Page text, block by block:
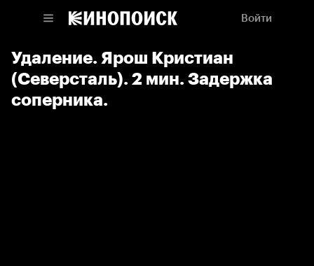
Войти
Удаление. Ярош Кристиан
(Северсталь). 2 мин. Задержка
соперника.